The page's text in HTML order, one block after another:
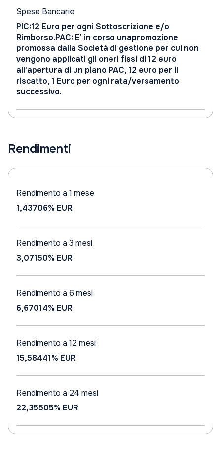
Spese Bancarie
PIC:12 Euro per ogni Sottoscrizione e/o
Rimborso.PAC: E' in corso unapromozione
promossa dalla Società di gestione per cui non
vengono applicati gli oneri fissi di 12 euro
all'apertura di un piano PAC, 12 euro per il
riscatto, 1 Euro per ogni rata/versamento
successivo.
Rendimenti
Rendimento a 1 mese
1,43706% EUR
Rendimento a 3 mesi
3,07150% EUR
Rendimento a 6 mesi
6,67014% EUR
Rendimento a 12 mesi
15,58441% EUR
Rendimento a 24 mesi
22,35505% EUR